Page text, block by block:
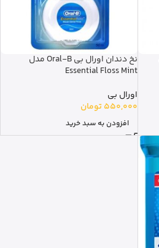
نخ دندان اورال بی Oral-B مدل
Essential Floss Mint
اورال بی
550,000 تومان
افزودن به سبد خرید